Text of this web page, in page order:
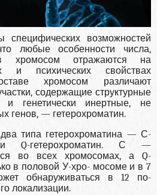
возможно­стей
любые особенности числа,
отражаются на
и психических свойствах
хромосом различают
содер­жащие структурные
генетически инерт­ные, не
генов, — гетерохроматин.
типа гетерохроматина — С-
Q-гетерохроматин. С —
во всех хромосомах, а Q-
в половой У-хро- мосоме и в 7
обнаруживаться в 12 по­
локализации.